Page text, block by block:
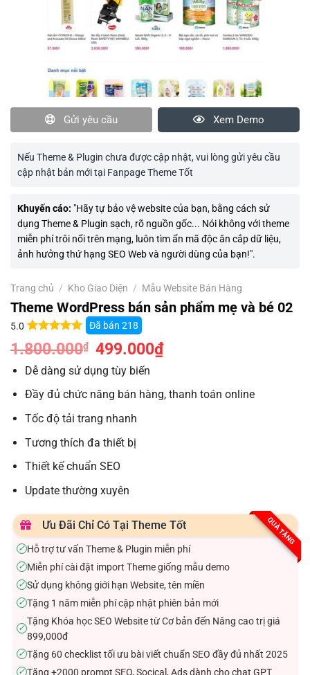
Gửi yêu cầu Xem Demo
Nếu Theme & Plugin chưa được cập nhật, vui lòng gửi yêu cầu
cập nhật bản mới tại Fanpage Theme Tốt
Khuyến cáo: "Hãy tự bảo vệ website của bạn, bằng cách sử
dụng Theme & Plugin sạch, rõ nguồn gốc... Nói không với theme
miễn phí trôi nổi trên mạng, luôn tìm ẩn mã độc ăn cắp dữ liệu,
ảnh hưởng thứ hạng SEO Web và người dùng của bạn!".
Trang chủ / Kho Giao Diện / Mẫu Website Bán Hàng
Theme WordPress bán sản phẩm mẹ và bé 02
5.0
5.0 trên 5
dựa trên
6
đánh giá
Đã bán 218
1.800.000₫
Giá
gốc
1.800.000₫.
499.000₫Giá
hiện
Dễ dàng sử dụng tùy biến
Đầy đủ chức năng bán hàng, thanh toán online
Tốc độ tải trang nhanh
Tương thích đa thiết bị
Thiết kế chuẩn SEO
Update thường xuyên
QUÀ TẶNG
Ưu Đãi Chỉ Có Tại Theme Tốt
✓Hỗ trợ tư vấn Theme & Plugin miễn phí
✓Miễn phí cài đặt import Theme giống mẫu demo
✓Sử dụng không giới hạn Website, tên miền
✓Tặng 1 năm miễn phí cập nhật phiên bản mới
✓
Tặng Khóa học SEO Website từ Cơ bản đến Nâng cao trị giá
899,000đ
✓Tặng 60 checklist tối ưu bài viết chuẩn SEO đầy đủ nhất 2025
✓Tặng +2000 prompt SEO, Socical, Ads dành cho chat GPT